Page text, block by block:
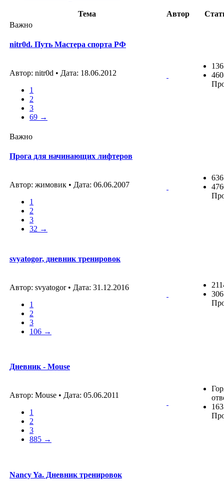
Тема Автор
Важно
nitr0d. Путь Мастера спорта РФ
Автор: nitr0d • Дата: 18.06.2012
1
2
3
69 →
Важно
Прога для начинающих лифтеров
Автор: жимовик • Дата: 06.06.2007
1
2
3
32 →
svyatogor, дневник тренировок
Автор: svyatogor • Дата: 31.12.2016
1
2
3
106 →
Дневник - Mouse
Автор: Mouse • Дата: 05.06.2011
1
2
3
885 →
Nancy Ya. Дневник тренировок